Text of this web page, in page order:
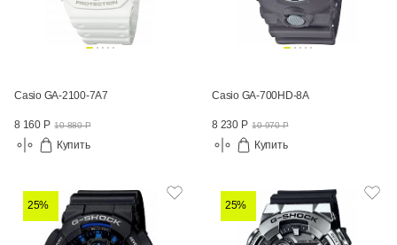
Casio GA-2100-7A7
8 160 Р 10 880 Р
Купить
Casio GA-700HD-8A
8 230 Р 10 970 Р
Купить
25% 25%